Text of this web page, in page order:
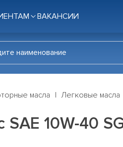
ВАКАНСИИ
масла Легковые масла
10W-40